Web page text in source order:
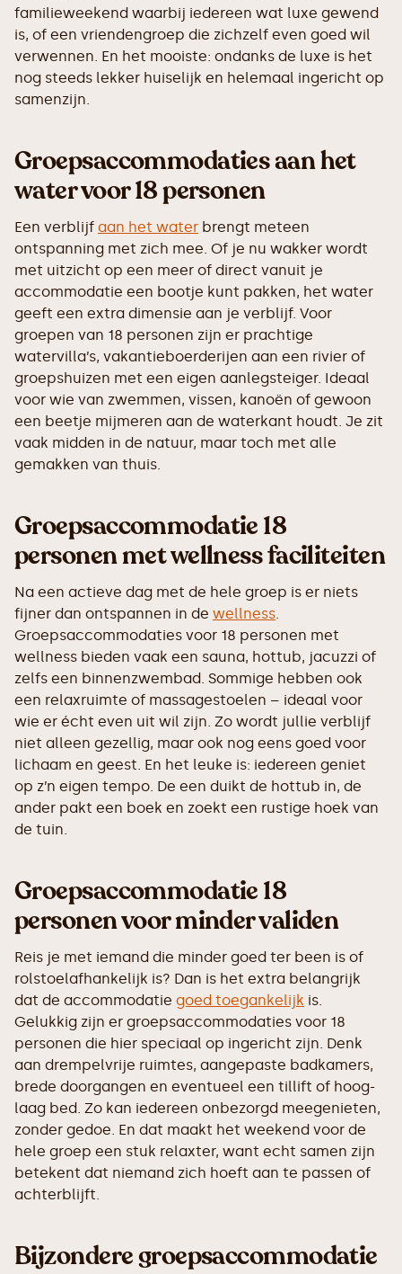
familieweekend waarbij iedereen wat luxe gewend
is, of een vriendengroep die zichzelf even goed wil
verwennen. En het mooiste: ondanks de luxe is het
nog steeds lekker huiselijk en helemaal ingericht op
samenzijn.
Groepsaccommodaties aan het
water voor 18 personen
Een verblijf aan het water brengt meteen
ontspanning met zich mee. Of je nu wakker wordt
met uitzicht op een meer of direct vanuit je
accommodatie een bootje kunt pakken, het water
geeft een extra dimensie aan je verblijf. Voor
groepen van 18 personen zijn er prachtige
watervilla’s, vakantieboerderijen aan een rivier of
groepshuizen met een eigen aanlegsteiger. Ideaal
voor wie van zwemmen, vissen, kanoën of gewoon
een beetje mijmeren aan de waterkant houdt. Je zit
vaak midden in de natuur, maar toch met alle
gemakken van thuis.
Groepsaccommodatie 18
personen met wellness faciliteiten
Na een actieve dag met de hele groep is er niets
fijner dan ontspannen in de wellness.
Groepsaccommodaties voor 18 personen met
wellness bieden vaak een sauna, hottub, jacuzzi of
zelfs een binnenzwembad. Sommige hebben ook
een relaxruimte of massagestoelen – ideaal voor
wie er écht even uit wil zijn. Zo wordt jullie verblijf
niet alleen gezellig, maar ook nog eens goed voor
lichaam en geest. En het leuke is: iedereen geniet
op z’n eigen tempo. De een duikt de hottub in, de
ander pakt een boek en zoekt een rustige hoek van
de tuin.
Groepsaccommodatie 18
personen voor minder validen
Reis je met iemand die minder goed ter been is of
rolstoelafhankelijk is? Dan is het extra belangrijk
dat de accommodatie goed toegankelijk is.
Gelukkig zijn er groepsaccommodaties voor 18
personen die hier speciaal op ingericht zijn. Denk
aan drempelvrije ruimtes, aangepaste badkamers,
brede doorgangen en eventueel een tillift of hoog-
laag bed. Zo kan iedereen onbezorgd meegenieten,
zonder gedoe. En dat maakt het weekend voor de
hele groep een stuk relaxter, want echt samen zijn
betekent dat niemand zich hoeft aan te passen of
achterblijft.
Bijzondere groepsaccommodatie